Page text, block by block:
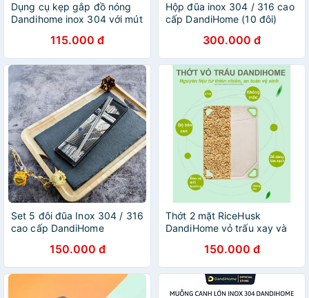
Dụng cụ kẹp gắp đồ nóng
Dandihome inox 304 với mút
115.000 đ
Hộp đũa inox 304 / 316 cao
cấp DandiHome (10 đôi)
300.000 đ
Set 5 đôi đũa Inox 304 / 316
cao cấp DandiHome
150.000 đ
Thớt 2 mặt RiceHusk
DandiHome vỏ trấu xay và
thiện với môi trường
150.000 đ